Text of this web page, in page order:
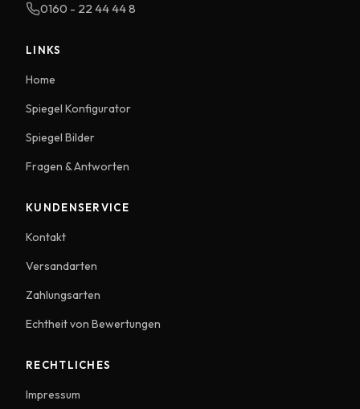
0160 - 22 44 44 8
LINKS
Home
Spiegel Konfigurator
Spiegel Bilder
Fragen & Antworten
KUNDENSERVICE
Kontakt
Versandarten
Zahlungsarten
Echtheit von Bewertungen
RECHTLICHES
Impressum